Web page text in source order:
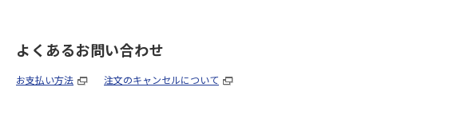
よくあるお問い合わせ
お支払い方法 注文のキャンセルについて